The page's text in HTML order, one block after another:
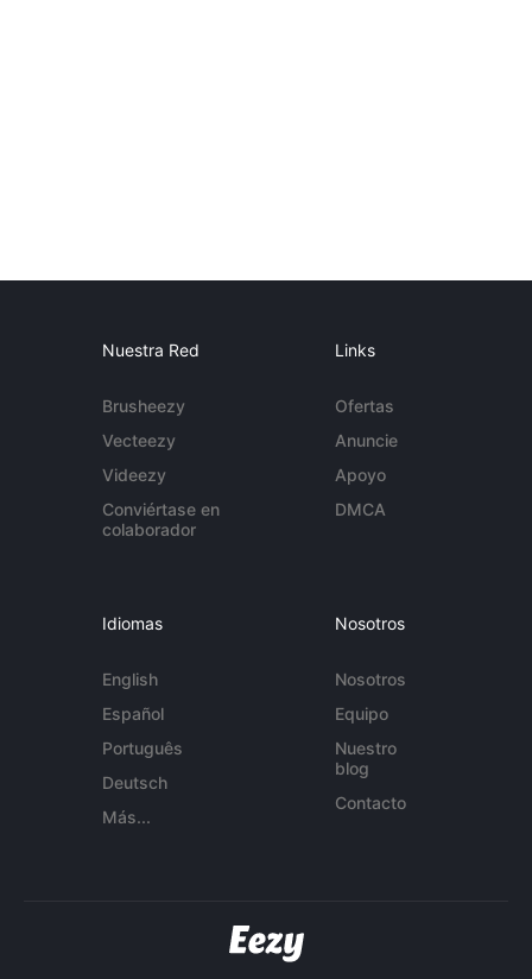
Nuestra Red
Brusheezy
Vecteezy
Videezy
Conviértase en
colaborador
Links
Ofertas
Anuncie
Apoyo
DMCA
Idiomas
English
Español
Português
Deutsch
Más...
Nosotros
Nosotros
Equipo
Nuestro
blog
Contacto